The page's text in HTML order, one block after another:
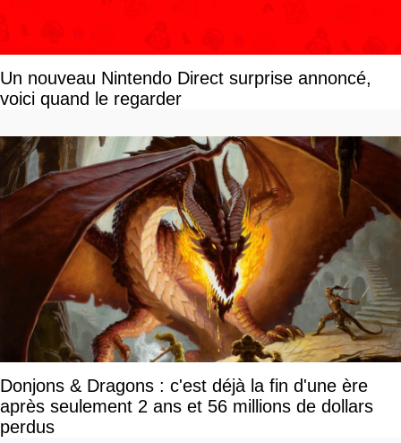
Un nouveau Nintendo Direct surprise annoncé,
voici quand le regarder
Donjons & Dragons : c'est déjà la fin d'une ère
après seulement 2 ans et 56 millions de dollars
perdus